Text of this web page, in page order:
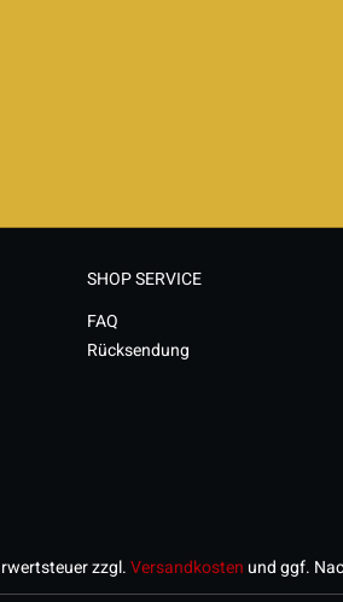
SHOP SERVICE
FAQ
Rücksendung
zzgl.Versandkosten und ggf.